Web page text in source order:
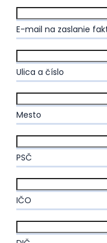
E-mail na zaslanie
Ulica a číslo
Mesto
PSČ
IČO